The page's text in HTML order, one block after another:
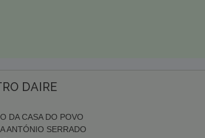
DAIRE
DA CASA DO POVO
ANTÓNIO SERRADO